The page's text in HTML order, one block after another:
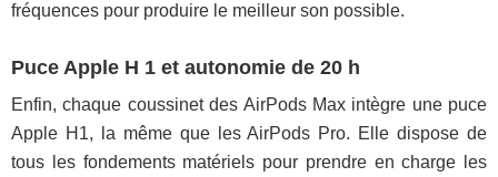
fréquences pour produire le meilleur son possible.
Puce Apple H 1 et autonomie de 20 h
Enfin, chaque coussinet des AirPods Max intègre une puce
Apple H1, la même que les AirPods Pro. Elle dispose de
tous les fondements matériels pour prendre en charge les